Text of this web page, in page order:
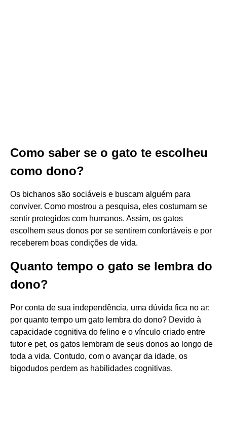
Como saber se o gato te escolheu
como dono?
Os bichanos são sociáveis e buscam alguém para
conviver. Como mostrou a pesquisa, eles costumam se
sentir protegidos com humanos. Assim, os gatos
escolhem seus donos por se sentirem confortáveis e por
receberem boas condições de vida.
Quanto tempo o gato se lembra do
dono?
Por conta de sua independência, uma dúvida fica no ar:
por quanto tempo um gato lembra do dono? Devido à
capacidade cognitiva do felino e o vínculo criado entre
tutor e pet, os gatos lembram de seus donos ao longo de
toda a vida. Contudo, com o avançar da idade, os
bigodudos perdem as habilidades cognitivas.